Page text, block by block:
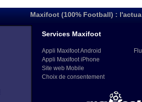
Maxifoot (100% Football) :
Services Maxifoot
Appli Maxifoot Android
Appli Maxifoot iPhone
Site web Mobile
Choix de consentement